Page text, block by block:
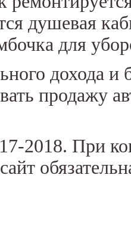
душевая
для
дохода и
продажу
2018. При